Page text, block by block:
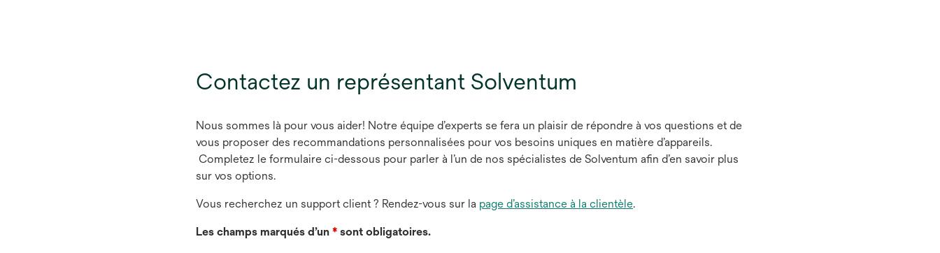
Contactez un représentant Solventum
Nous sommes là pour vous aider! Notre équipe d’experts se fera un plaisir de répondre à vos questions et de
vous proposer des recommandations personnalisées pour vos besoins uniques en matière d’appareils.
Completez le formulaire ci-dessous pour parler à l’un de nos spécialistes de Solventum afin d’en savoir plus
sur vos options.
Vous recherchez un support client ? Rendez-vous sur la page d’assistance à la clientèle.
Les champs marqués d’un * sont obligatoires.